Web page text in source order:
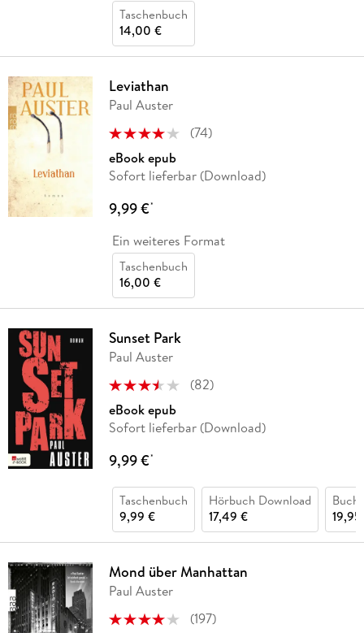
Taschenbuch
14,00 €
Leviathan
Paul Auster
(74)
eBook epub
Sofort lieferbar (Download)
9,99 €*
Ein weiteres Format
Taschenbuch
16,00 €
Sunset Park
Paul Auster
(82)
eBook epub
Sofort lieferbar (Download)
9,99 €*
Taschenbuch
9,99 €
Hörbuch Download
17,49 €
Buch
Mond über Manhattan
Paul Auster
(197)